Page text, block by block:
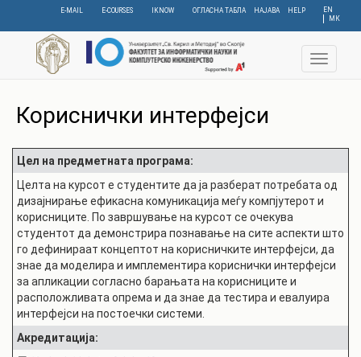
content
EN
МК
E-MAIL E-COURSES IKNOW ОГЛАСНА ТАБЛА НАЈАВА HELP
Toggle
Кориснички интерфејси
Цел на предметната програма:
Целта на курсот е студентите да ја разберат потребата од
дизајнирање ефикасна комуникација меѓу компјутерот и
корисниците. По завршување на курсот се очекува
студентот да демонстрира познавање на сите аспекти што
го дефинираат концептот на корисничките интерфејси, да
знае да моделира и имплементира кориснички интерфејси
за апликации согласно барањата на корисниците и
расположливата опрема и да знае да тестира и евалуира
интерфејси на постоечки системи.
Акредитација: